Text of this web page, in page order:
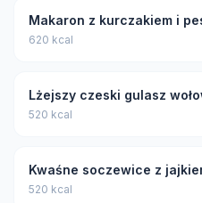
Makaron z kurczakiem i
620 kcal
Lżejszy czeski gulasz
520 kcal
Kwaśne soczewice z
520 kcal